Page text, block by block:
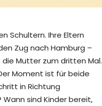
Schultern. Ihre Eltern
Zug nach Hamburg –
die Mutter zum dritten Mal.
Moment ist für beide
in Richtung
sind Kinder bereit,